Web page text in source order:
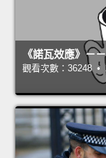
《諾瓦效應》－
觀看次數：36248 •